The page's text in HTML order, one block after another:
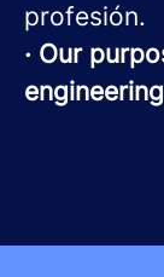
profesión.
· Our
engineering